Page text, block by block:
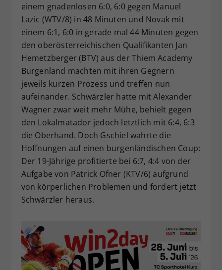
einem gnadenlosen 6:0, 6:0 gegen Manuel
Lazic (WTV/8) in 48 Minuten und Novak mit
einem 6:1, 6:0 in gerade mal 44 Minuten gegen
den oberösterreichischen Qualifikanten Jan
Hemetzberger (BTV) aus der Thiem Academy
Burgenland machten mit ihren Gegnern
jeweils kurzen Prozess und treffen nun
aufeinander. Schwärzler hatte mit Alexander
Wagner zwar weit mehr Mühe, behielt gegen
den Lokalmatador jedoch letztlich mit 6:4, 6:3
die Oberhand. Doch Gschiel wahrte die
Hoffnungen auf einen burgenländischen Coup:
Der 19-Jährige profitierte bei 6:7, 4:4 von der
Aufgabe von Patrick Ofner (KTV/6) aufgrund
von körperlichen Problemen und fordert jetzt
Schwärzler heraus.